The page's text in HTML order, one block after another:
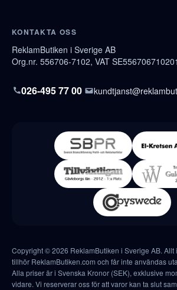
KONTAKTA OSS
ReklamButiken i Sverige AB
Org.nr. 556706-7102, VAT SE556706710201
026-495 77 00
Copyright © 2026 ReklamButiken i Sverige AB.
tillhör ReklamButiken.com och får inte användas
Alla priser är i Svenska Kronor (SEK), exklusive
vidare. Vi reserverar oss för att varor kan ta slut